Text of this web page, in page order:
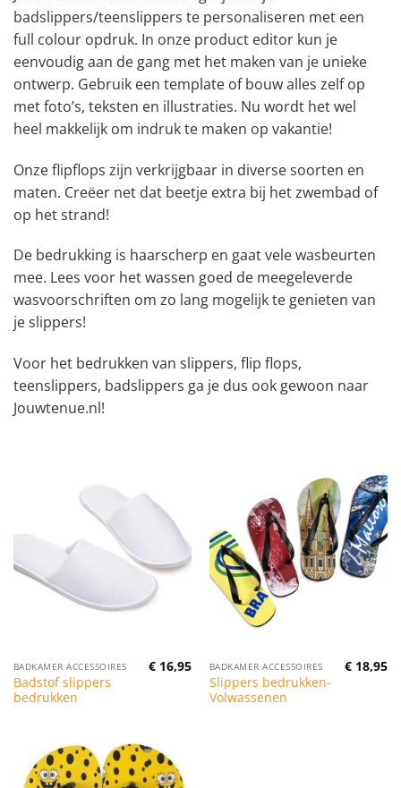
badslippers/teenslippers te personaliseren met een
full colour opdruk. In onze product editor kun je
eenvoudig aan de gang met het maken van je unieke
ontwerp. Gebruik een template of bouw alles zelf op
met foto’s, teksten en illustraties. Nu wordt het wel
heel makkelijk om indruk te maken op vakantie!
Onze flipflops zijn verkrijgbaar in diverse soorten en
maten. Creëer net dat beetje extra bij het zwembad of
op het strand!
De bedrukking is haarscherp en gaat vele wasbeurten
mee. Lees voor het wassen goed de meegeleverde
wasvoorschriften om zo lang mogelijk te genieten van
je slippers!
Voor het bedrukken van slippers, flip flops,
teenslippers, badslippers ga je dus ook gewoon naar
Jouwtenue.nl!
BADKAMER ACCESSOIRES
Badstof slippers
bedrukken
€ 16,95 BADKAMER ACCESSOIRES
Slippers bedrukken-
Volwassenen
€ 18,95